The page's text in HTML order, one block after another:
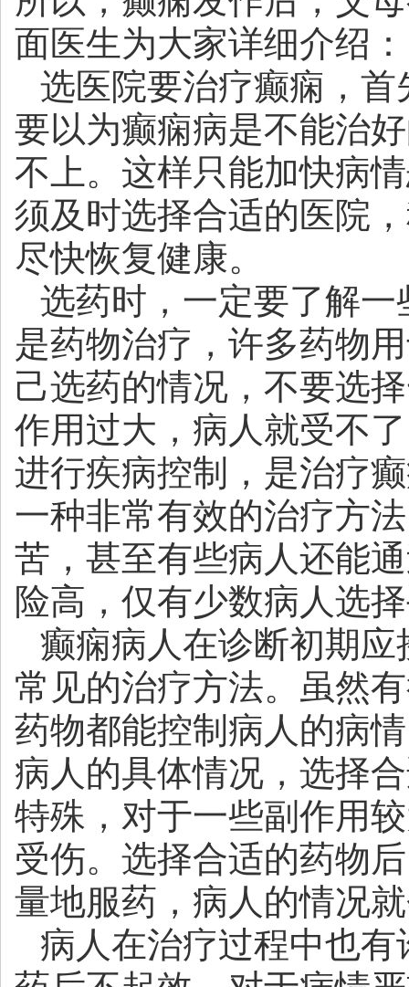
面医生为大家详细介绍：
选医院要治疗癫痫，
要以为癫痫病是不能治
不上。这样只能加快病
须及时选择合适的医院
尽快恢复健康。
选药时，一定要了解
是药物治疗，许多药物
己选药的情况，不要选
作用过大，病人就受不
进行疾病控制，是治疗
一种非常有效的治疗方
苦，甚至有些病人还能
险高，仅有少数病人选
癫痫病人在诊断初期
常见的治疗方法。虽然
药物都能控制病人的病
病人的具体情况，选择
特殊，对于一些副作用
受伤。选择合适的药物
量地服药，病人的情况
病人在治疗过程中也